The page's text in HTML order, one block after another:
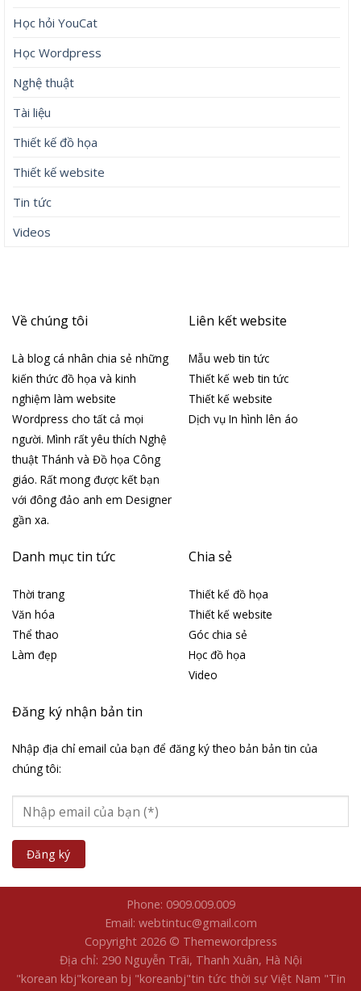
Học hỏi YouCat
Học Wordpress
Nghệ thuật
Tài liệu
Thiết kế đồ họa
Thiết kế website
Tin tức
Videos
Về chúng tôi
Là blog cá nhân chia sẻ những
kiến thức đồ họa và kinh
nghiệm làm website
Wordpress cho tất cả mọi
người. Mình rất yêu thích Nghệ
thuật Thánh và Đồ họa Công
giáo. Rất mong được kết bạn
với đông đảo anh em Designer
gần xa.
Liên kết website
Mẫu web tin tức
Thiết kế web tin tức
Thiết kế website
Dịch vụ In hình lên áo
Danh mục tin tức
Thời trang
Văn hóa
Thể thao
Làm đẹp
Chia sẻ
Thiết kế đồ họa
Thiết kế website
Góc chia sẻ
Học đồ họa
Video
Đăng ký nhận bản tin
Nhập địa chỉ email của bạn để đăng ký theo bản bản tin của
chúng tôi:
Phone: 0909.009.009
Email: webtintuc@gmail.com
Copyright 2026 © Themewordpress
Địa chỉ: 290 Nguyễn Trãi, Thanh Xuân, Hà Nội
"korean kbj​"korean bj "koreanbj​"tin tức thời sự Việt Nam "Tin